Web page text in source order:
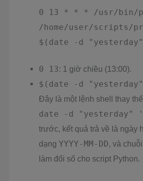
0 13 * * * /usr/bin/
/home/user/scripts/
$(date -d "yesterday"
0 13: 1 giờ chiều (13:00).
$(date -d "yesterday"
Đây là một lệnh shell thay
date -d "yesterday"
trước, kết quả trả về là ngày
dạngYYYY-MM-DD, và
làm đối số cho script Python.